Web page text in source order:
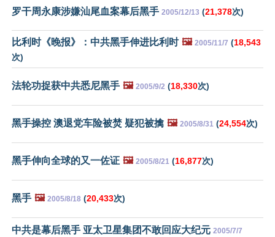
罗干周永康涉嫌汕尾血案幕后黑手 2005/12/13 (21,378次)
比利时《晚报》：中共黑手伸进比利时 🖼️ 2005/11/7 (18,543
次)
法轮功捉获中共悉尼黑手 🖼️ 2005/9/2 (18,330次)
黑手操控 澳退党车险被焚 疑犯被擒 🖼️ 2005/8/31 (24,554次)
黑手伸向全球的又一佐证 🖼️ 2005/8/21 (16,877次)
黑手 🖼️ 2005/8/18 (20,433次)
中共是幕后黑手 亚太卫星集团不敢回应大纪元 2005/7/7